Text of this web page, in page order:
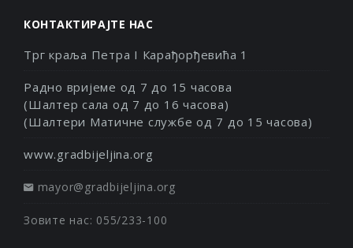
КОНТАКТИРАЈТЕ НАС
Трг краља Петра I Карађорђевића 1
Радно вријеме од 7 до 15 часова
(Шалтер сала од 7 до 16 часова)
(Шалтери Матичне службе од 7 до 15 часова)
www.gradbijeljina.org
mayor@gradbijeljina.org
Зовите нас: 055/233-100